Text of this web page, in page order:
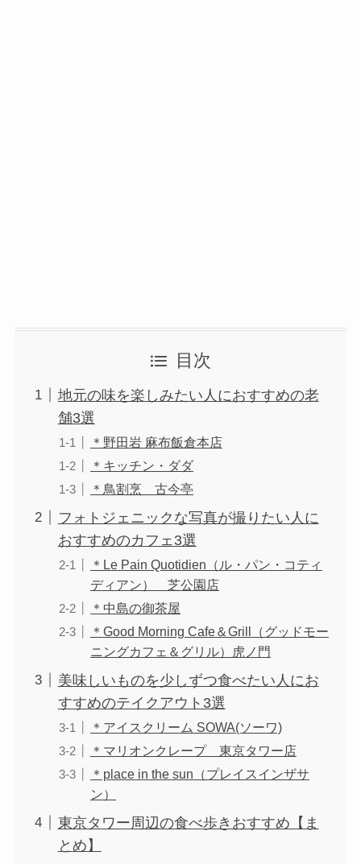
目次
地元の味を楽しみたい人におすすめの老
舗3選
＊野田岩 麻布飯倉本店
＊キッチン・ダダ
＊鳥割烹 古今亭
フォトジェニックな写真が撮りたい人に
おすすめのカフェ3選
＊Le Pain Quotidien（ル・パン・コティ
ディアン） 芝公園店
＊中島の御茶屋
＊Good Morning Cafe＆Grill（グッドモー
ニングカフェ＆グリル）虎ノ門
美味しいものを少しずつ食べたい人にお
すすめのテイクアウト3選
＊アイスクリーム SOWA(ソーワ)
＊マリオンクレープ 東京タワー店
＊place in the sun（プレイスインザサ
ン）
東京タワー周辺の食べ歩きおすすめ【ま
とめ】